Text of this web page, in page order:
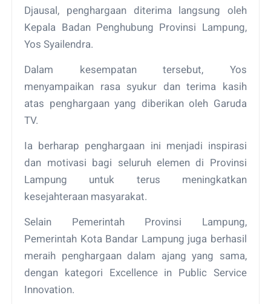
Djausal, penghargaan diterima langsung oleh
Kepala Badan Penghubung Provinsi Lampung,
Yos Syailendra.
Dalam kesempatan tersebut, Yos
menyampaikan rasa syukur dan terima kasih
atas penghargaan yang diberikan oleh Garuda
TV.
Ia berharap penghargaan ini menjadi inspirasi
dan motivasi bagi seluruh elemen di Provinsi
Lampung untuk terus meningkatkan
kesejahteraan masyarakat.
Selain Pemerintah Provinsi Lampung,
Pemerintah Kota Bandar Lampung juga berhasil
meraih penghargaan dalam ajang yang sama,
dengan kategori Excellence in Public Service
Innovation.